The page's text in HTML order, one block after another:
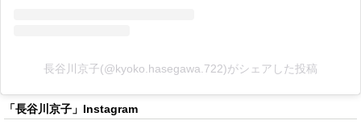
長谷川京子(@kyoko.hasegawa.722)がシェアした投稿
「長谷川京子」Instagram